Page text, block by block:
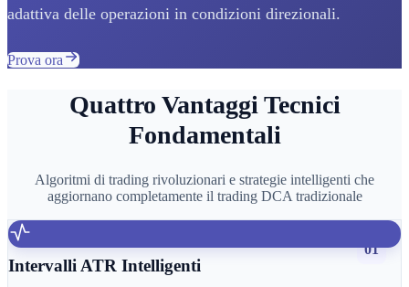
adattiva delle operazioni in condizioni direzionali.
Prova ora
Quattro Vantaggi Tecnici
Fondamentali
Algoritmi di trading rivoluzionari e strategie intelligenti che
aggiornano completamente il trading DCA tradizionale
01
Intervalli ATR Intelligenti